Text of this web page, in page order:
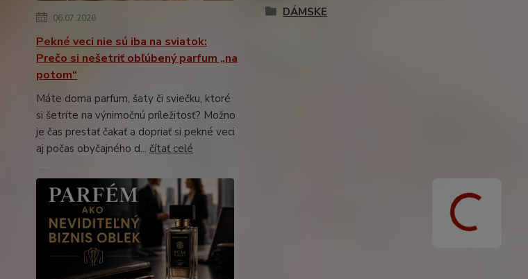
06.07.2026
Pekné veci nie sú iba na sviatok:
Prečo si nešetriť obľúbený parfum „na
potom“
Máte doma parfum, šaty či sviečku, ktoré
si šetríte na výnimočnú príležitosť? Možno
je čas prestať čakať a dopriať si pekné veci
aj počas obyčajného d... čítať celé
DÁMSKE